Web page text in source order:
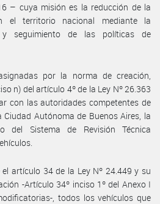
– cuya misión es la reducción de la
el territorio nacional mediante la
y seguimiento de las políticas de
por la norma de creación,
n) del artículo 4º de la Ley Nº 26.363
con las autoridades competentes de
Autónoma de Buenos Aires, la
del Sistema de Revisión Técnica
artículo 34 de la Ley Nº 24.449 y su
-Artículo 34º inciso 1º del Anexo I
, todos los vehículos que